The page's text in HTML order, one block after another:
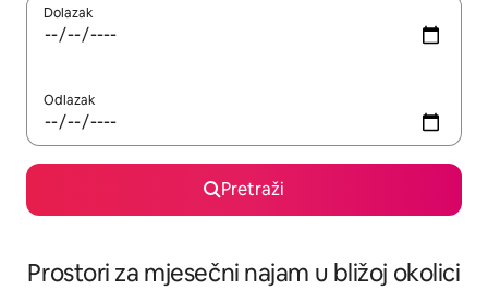
Dolazak
Odlazak
Pretraži
Prostori za mjesečni najam u bližoj okolici